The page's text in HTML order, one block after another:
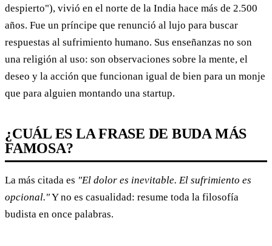
despierto"), vivió en el norte de la India hace más de 2.500
años. Fue un príncipe que renunció al lujo para buscar
respuestas al sufrimiento humano. Sus enseñanzas no son
una religión al uso: son observaciones sobre la mente, el
deseo y la acción que funcionan igual de bien para un monje
que para alguien montando una startup.
¿CUÁL ES LA FRASE DE BUDA MÁS
FAMOSA?
La más citada es "El dolor es inevitable. El sufrimiento es
opcional."Y no es casualidad: resume toda la filosofía
budista en once palabras.